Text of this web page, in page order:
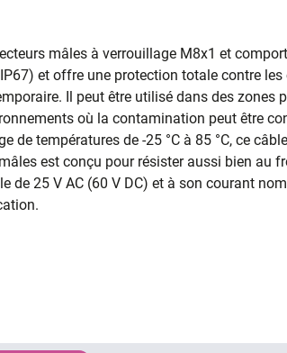
mâles à verrouillage M8x1 et
et offre une protection totale contre
Il peut être utilisé dans des zones
où la contamination peut être
de températures de -25 °C à 85 °C, ce
est conçu pour résister aussi bien au
de 25 V AC (60 V DC) et à son courant